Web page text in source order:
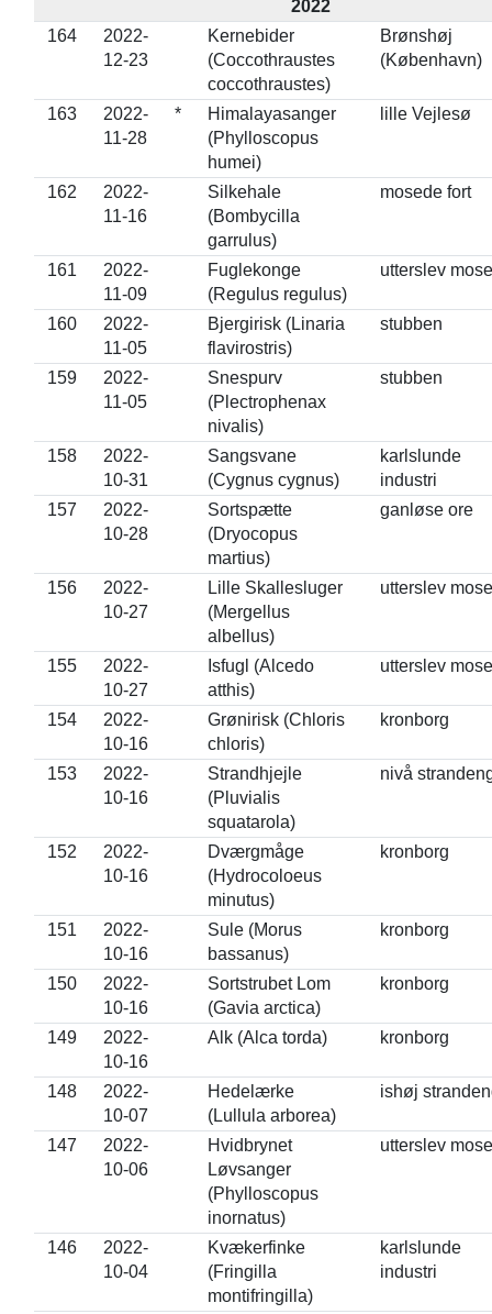
2022
164
2022-
12-23
Kernebider
(Coccothraustes
coccothraustes)
Brønshøj
(København)
163
2022-
11-28
*
Himalayasanger
(Phylloscopus
humei)
lille Vejlesø
162
2022-
11-16
Silkehale
(Bombycilla
garrulus)
mosede fort
161
2022-
11-09
Fuglekonge
(Regulus regulus)
utterslev mose
160
2022-
11-05
Bjergirisk (Linaria
flavirostris)
stubben
159
2022-
11-05
Snespurv
(Plectrophenax
nivalis)
stubben
158
2022-
10-31
Sangsvane
(Cygnus cygnus)
karlslunde
industri
157
2022-
10-28
Sortspætte
(Dryocopus
martius)
ganløse ore
156
2022-
10-27
Lille Skallesluger
(Mergellus
albellus)
utterslev mose
155
2022-
10-27
Isfugl (Alcedo
atthis)
utterslev mose
154
2022-
10-16
Grønirisk (Chloris
chloris)
kronborg
153
2022-
10-16
Strandhjejle
(Pluvialis
squatarola)
nivå
152
2022-
10-16
Dværgmåge
(Hydrocoloeus
minutus)
kronborg
151
2022-
10-16
Sule (Morus
bassanus)
kronborg
150
2022-
10-16
Sortstrubet Lom
(Gavia arctica)
kronborg
149
2022-
10-16
Alk (Alca torda) kronborg
148
2022-
10-07
Hedelærke
(Lullula arborea)
ishøj
147
2022-
10-06
Hvidbrynet
Løvsanger
(Phylloscopus
inornatus)
utterslev mose
146
2022-
10-04
Kvækerfinke
(Fringilla
montifringilla)
karlslunde
industri